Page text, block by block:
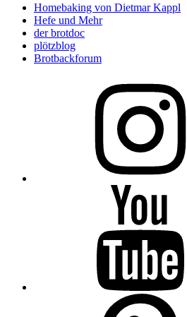
Homebaking von Dietmar Kappl
Hefe und Mehr
der brotdoc
plötzblog
Brotbackforum